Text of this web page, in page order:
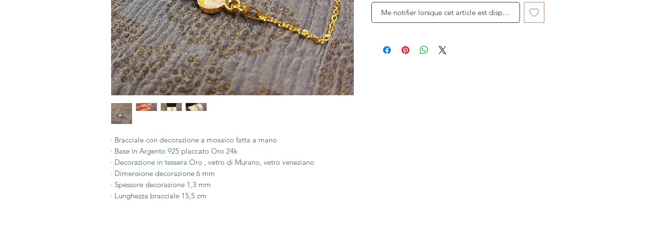
· Bracciale con decorazione a mosaico fatta a mano
· Base in Argento 925 placcato Oro 24k
· Decorazione in tessera Oro , vetro di Murano, vetro veneziano
· Dimensione decorazione 6 mm
· Spessore decorazione 1,3 mm
· Lunghezza bracciale 15,5 cm
Me notifier lorsque cet article est disponible